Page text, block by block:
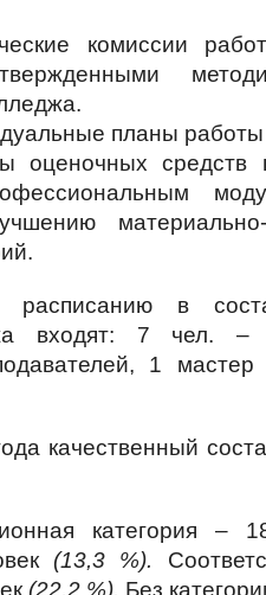
комиссии
планы работы
оценочных средств
расписанию в
входят: 7 чел. –
1 мастер
качественный
категория –
(13,3 %).
(22,2 %). Без